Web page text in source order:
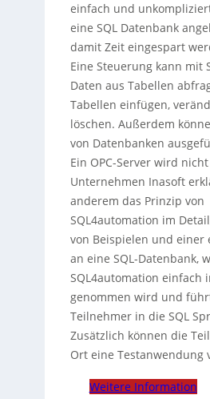
einfach und
eine SQL Datenbank
damit Zeit eingespart
Eine Steuerung kann mit
Daten aus Tabellen
Tabellen einfügen,
löschen. Außerdem
von Datenbanken
Ein OPC-Server wird
Unternehmen Inasoft
anderem das Prinzip von
SQL4automation im
von Beispielen und einer
an eine SQL-Datenbank,
SQL4automation einfach
genommen wird und
Teilnehmer in die SQL
Zusätzlich können die
Ort eine Testanwendung
Weitere Information